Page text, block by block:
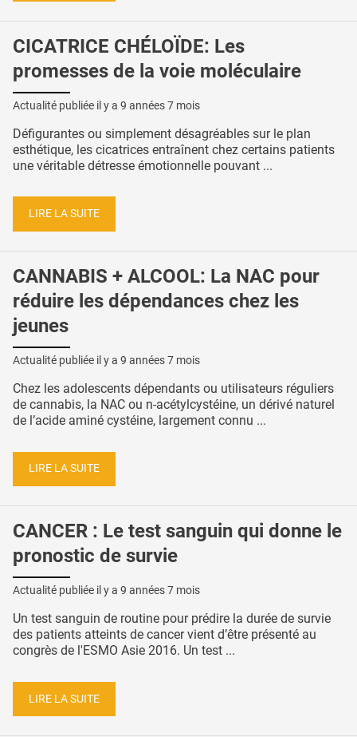
CICATRICE CHÉLOÏDE: Les
promesses de la voie moléculaire
Actualité publiée il y a 9 années 7 mois
Défigurantes ou simplement désagréables sur le plan
esthétique, les cicatrices entraînent chez certains patients
une véritable détresse émotionnelle pouvant ...
LIRE LA SUITE
CANNABIS + ALCOOL: La NAC pour
réduire les dépendances chez les
jeunes
Actualité publiée il y a 9 années 7 mois
Chez les adolescents dépendants ou utilisateurs réguliers
de cannabis, la NAC ou n-acétylcystéine, un dérivé naturel
de l’acide aminé cystéine, largement connu ...
LIRE LA SUITE
CANCER : Le test sanguin qui donne le
pronostic de survie
Actualité publiée il y a 9 années 7 mois
Un test sanguin de routine pour prédire la durée de survie
des patients atteints de cancer vient d’être présenté au
congrès de l'ESMO Asie 2016. Un test ...
LIRE LA SUITE